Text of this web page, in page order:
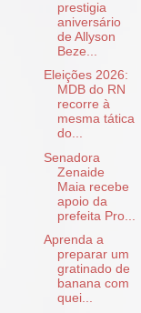
prestigia
aniversário
de Allyson
Beze...
Eleições 2026:
MDB do RN
recorre à
mesma tática
do...
Senadora
Zenaide
Maia recebe
apoio da
prefeita Pro...
Aprenda a
preparar um
gratinado de
banana com
quei...